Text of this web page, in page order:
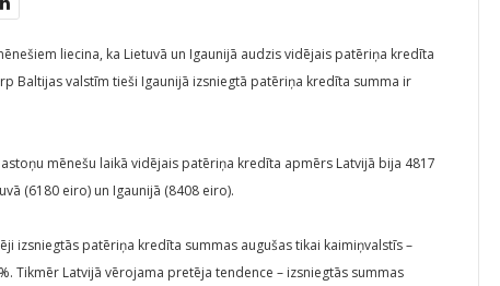
liecina, ka Lietuvā un Igaunijā audzis vidējais patēriņa kredīta
Baltijas valstīm tieši Igaunijā izsniegtā patēriņa kredīta summa ir
mēnešu laikā vidējais patēriņa kredīta apmērs Latvijā bija 4817
(6180 eiro) un Igaunijā (8408 eiro).
izsniegtās patēriņa kredīta summas augušas tikai kaimiņvalstīs –
Tikmēr Latvijā vērojama pretēja tendence – izsniegtās summas